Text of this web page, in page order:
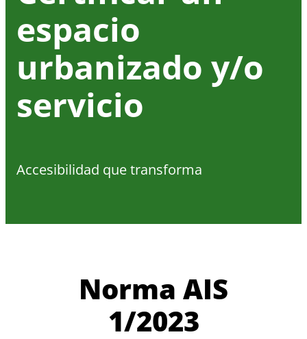
espacio
urbanizado y/o
servicio
Accesibilidad que transforma
Norma AIS
1/2023